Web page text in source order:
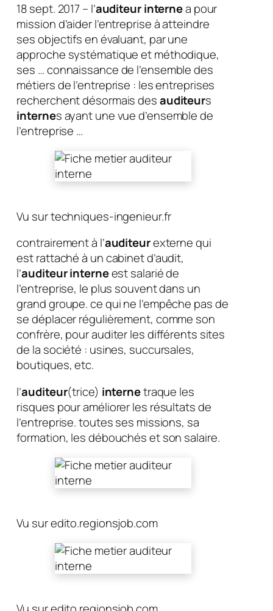
18 sept. 2017 – l’auditeur internea pour
mission d’aider l’entreprise à atteindre
ses objectifs en évaluant, par une
approche systématique et méthodique,
ses … connaissance de l’ensemble des
métiers de l’entreprise : les entreprises
recherchent désormais desauditeurs
internes ayant une vue d’ensemble de
l’entreprise …
Vu sur techniques-ingenieur.fr
contrairement à l’auditeurexterne qui
est rattaché à un cabinet d’audit,
l’auditeur interneest salarié de
l’entreprise, le plus souvent dans un
grand groupe. ce qui ne l’empêche pas de
se déplacer régulièrement, comme son
confrère, pour auditer les différents sites
de la société : usines, succursales,
boutiques, etc.
l’auditeur(trice) internetraque les
risques pour améliorer les résultats de
l’entreprise. toutes ses missions, sa
formation, les débouchés et son salaire.
Vu sur edito.regionsjob.com